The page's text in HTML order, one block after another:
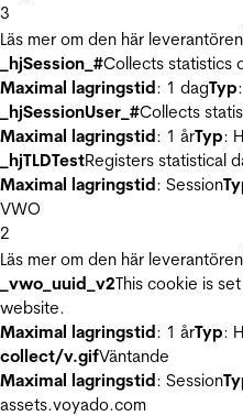
3
Läs mer om den här leverantören
_hjSession_#Collects statistics
Maximal lagringstid: 1 dagTyp
_hjSessionUser_#Collects
Maximal lagringstid: 1 årTyp:
_hjTLDTestRegisters statistical
Maximal lagringstid: Session
VWO
2
Läs mer om den här leverantören
_vwo_uuid_v2This cookie is
website.
Maximal lagringstid: 1 årTyp:
collect/v.gifVäntande
Maximal lagringstid: Session
assets.voyado.com